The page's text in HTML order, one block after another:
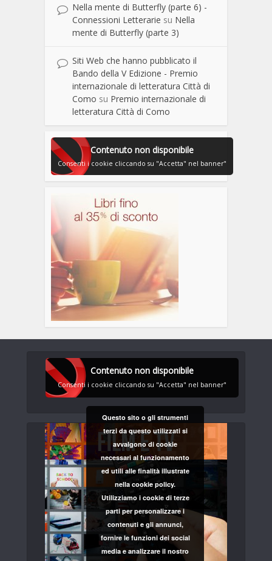
Nella mente di Butterfly (parte 6) -
Connessioni Letterarie su Nella
mente di Butterfly (parte 3)
Siti Web che hanno pubblicato il
Bando della V Edizione - Premio
internazionale di letteratura Città di
Como su Premio internazionale di
letteratura Città di Como
Contenuto non disponibile
Consenti i cookie cliccando su "Accetta" nel banner"
Contenuto non disponibile
Consenti i cookie cliccando su "Accetta" nel banner"
Questo sito o gli strumenti
terzi da questo utilizzati si
avvalgono di cookie
necessari al funzionamento
ed utili alle finalità illustrate
nella cookie policy.
Utilizziamo i cookie di terze
parti per personalizzare i
contenuti e gli annunci,
fornire le funzioni dei social
media e analizzare il nostro